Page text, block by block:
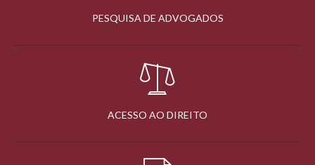
PESQUISA DE ADVOGADOS
ACESSO AO DIREITO